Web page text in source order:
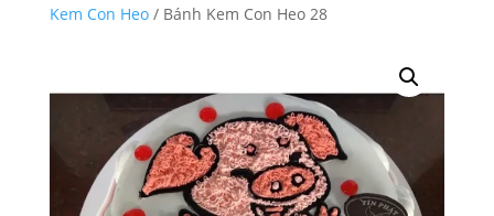
Kem Con Heo/ Bánh Kem Con Heo 28